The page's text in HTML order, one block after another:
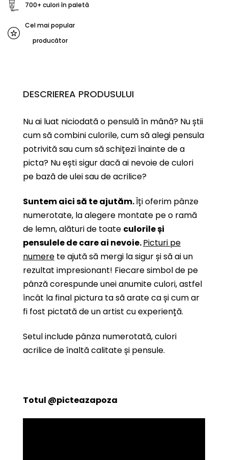
700+ culori în paletă
Cel mai popular
producător
DESCRIEREA PRODUSULUI
Nu ai luat niciodată o pensulă în mână? Nu știi
cum să combini culorile, cum să alegi pensula
potrivită sau cum să schițezi înainte de a
picta? Nu ești sigur dacă ai nevoie de culori
pe bază de ulei sau de acrilice?
Suntem aici să te ajutăm.Îți oferim pânze
numerotate, la alegere montate pe o ramă
de lemn, alături de toate culorile și
pensulele de care ai nevoie.Picturi pe
numere te ajută să mergi la sigur și să ai un
rezultat impresionant! Fiecare simbol de pe
pânză corespunde unei anumite culori, astfel
încât la final pictura ta să arate ca și cum ar
fi fost pictată de un artist cu experiență.
Setul include pânza numerotată, culori
acrilice de înaltă calitate și pensule.
Totul @picteazapoza